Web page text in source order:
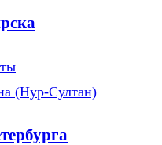
(Нур-Султан)